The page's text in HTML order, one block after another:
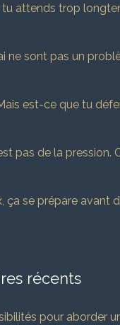
tu attends trop
ne sont pas un
est-ce que tu
pas de la pression.
ça se prépare avant
récents
pour aborder